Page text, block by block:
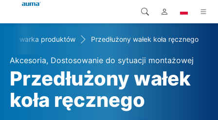
Produkty
Rozwiązania
Pliki do pobrania
Global
Europa
Azja i Pacyfik
Wyszukaj
produktów Przedłużony wałek koła ręcznego
Akcesoria, Dostosowanie do sytuacji montażowej
Przedłużony wałek
koła ręcznego